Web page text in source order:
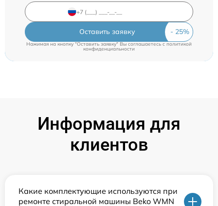
Оставить заявку
Нажимая на кнопку "Оставить заявку" Вы соглашаетесь c политикой
конфиденциальности
Информация для
клиентов
Какие комплектующие используются при
ремонте стиральной машины Beko WMN